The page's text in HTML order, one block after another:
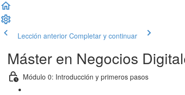
Lección anterior Completar y continuar
Máster en Negocios
Módulo 0: Introducción y primeros pasos